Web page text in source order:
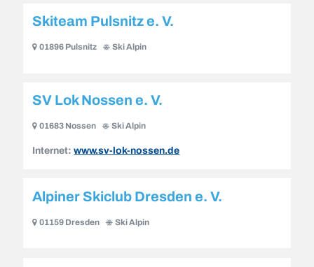
Skiteam Pulsnitz e. V.
01896 Pulsnitz Ski Alpin
SV Lok Nossen e. V.
01683 Nossen Ski Alpin
Internet:www.sv-lok-nossen.de
Alpiner Skiclub Dresden e. V.
01159 Dresden Ski Alpin